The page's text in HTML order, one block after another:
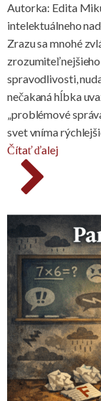
Autorka: Edita
intelektuálneho
Zrazu sa mnohé
spravodlivosti,
nečakaná hĺbka
„problémové
svet vníma
Čítať ďalej